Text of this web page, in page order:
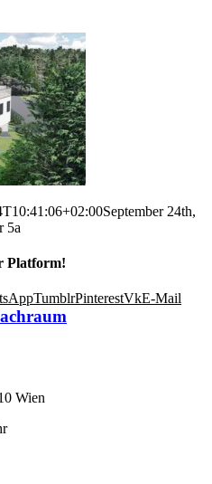
September 24th,
5a
Platform!
TumblrPinterestVkE-Mail
Wien